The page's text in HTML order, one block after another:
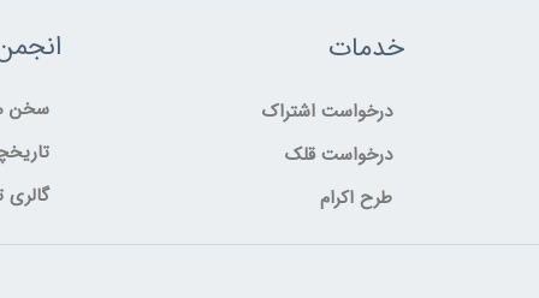
خدمات
درخواست اشتراک
درخواست قلک
طرح اکرام
سخن
گالری